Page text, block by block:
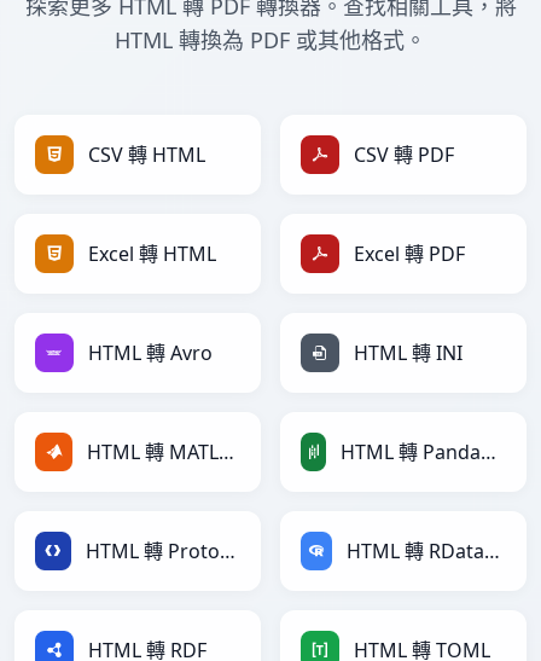
探索更多 HTML 轉 PDF 轉換器。查找相關工具，將
HTML 轉換為 PDF 或其他格式。
CSV 轉 HTML CSV 轉 PDF
Excel 轉 HTML Excel 轉 PDF
HTML 轉 Avro HTML 轉 INI
HTML 轉 MATLAB HTML 轉 PandasDataFrame
HTML 轉 Protobuf HTML 轉 RDataFrame
HTML 轉 RDF HTML 轉 TOML